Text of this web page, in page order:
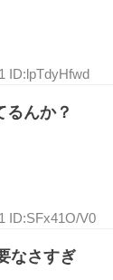
ID:lpTdyHfwd
るんか？
ID:SFx41O/V0
なさすぎ